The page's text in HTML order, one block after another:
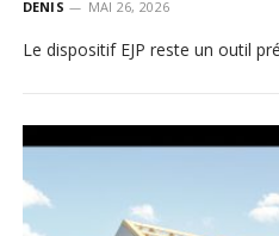
DENIS MAI 26, 2026
Le dispositif EJP reste un outil